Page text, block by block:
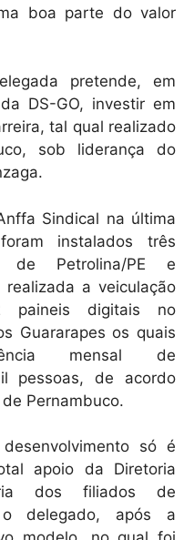
boa parte do valor
pretende, em
DS-GO, investir em
tal qual realizado
sob liderança do
Sindical na última
instalados três
de Petrolina/PE e
a veiculação
paineis digitais no
Guararapes os quais
mensal de
pessoas, de acordo
Pernambuco.
só é
apoio da Diretoria
dos filiados de
o delegado, após a